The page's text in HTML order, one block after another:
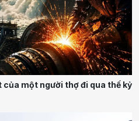
của một người thợ đi qua thế kỷ